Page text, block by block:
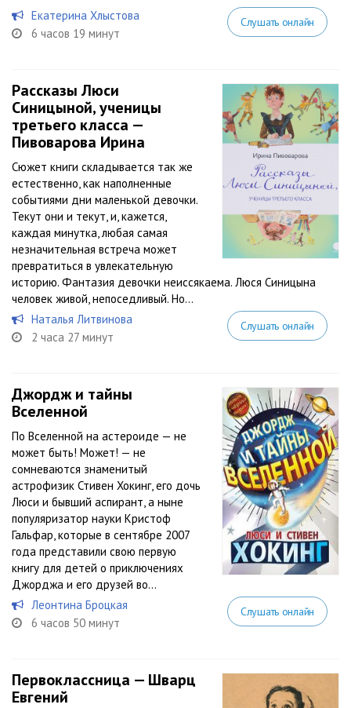
Екатерина Хлыстова
6 часов 19 минут
Слушать онлайн
Рассказы Люси
Синицыной, ученицы
третьего класса —
Пивоварова Ирина
Сюжет книги складывается так же
естественно, как наполненные
событиями дни маленькой девочки.
Текут они и текут, и, кажется,
каждая минутка, любая самая
незначительная встреча может
превратиться в увлекательную
историю. Фантазия девочки неиссякаема. Люся Синицына
человек живой, непоседливый. Но...
Наталья Литвинова
2 часа 27 минут
Слушать онлайн
Джордж и тайны
Вселенной
По Вселенной на астероиде — не
может быть! Может! — не
сомневаются знаменитый
астрофизик Стивен Хокинг, его дочь
Люси и бывший аспирант, а ныне
популяризатор науки Кристоф
Гальфар, которые в сентябре 2007
года представили свою первую
книгу для детей о приключениях
Джорджа и его друзей во...
Леонтина Броцкая
6 часов 50 минут
Слушать онлайн
Первоклассница — Шварц
Евгений